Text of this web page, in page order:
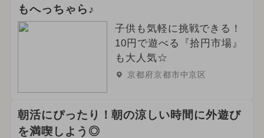
もへっちゃら♪
子供も気軽に挑戦できる！
10円で遊べる『拾円市場』
も大人気☆
京都府京都市中京区
朝活にぴったり！朝の涼しい時間に外遊び
を満喫しよう◎